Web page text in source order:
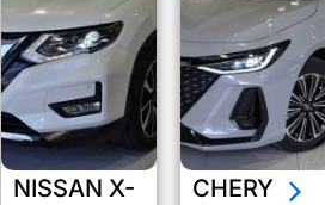
NISSAN X-
CHERY